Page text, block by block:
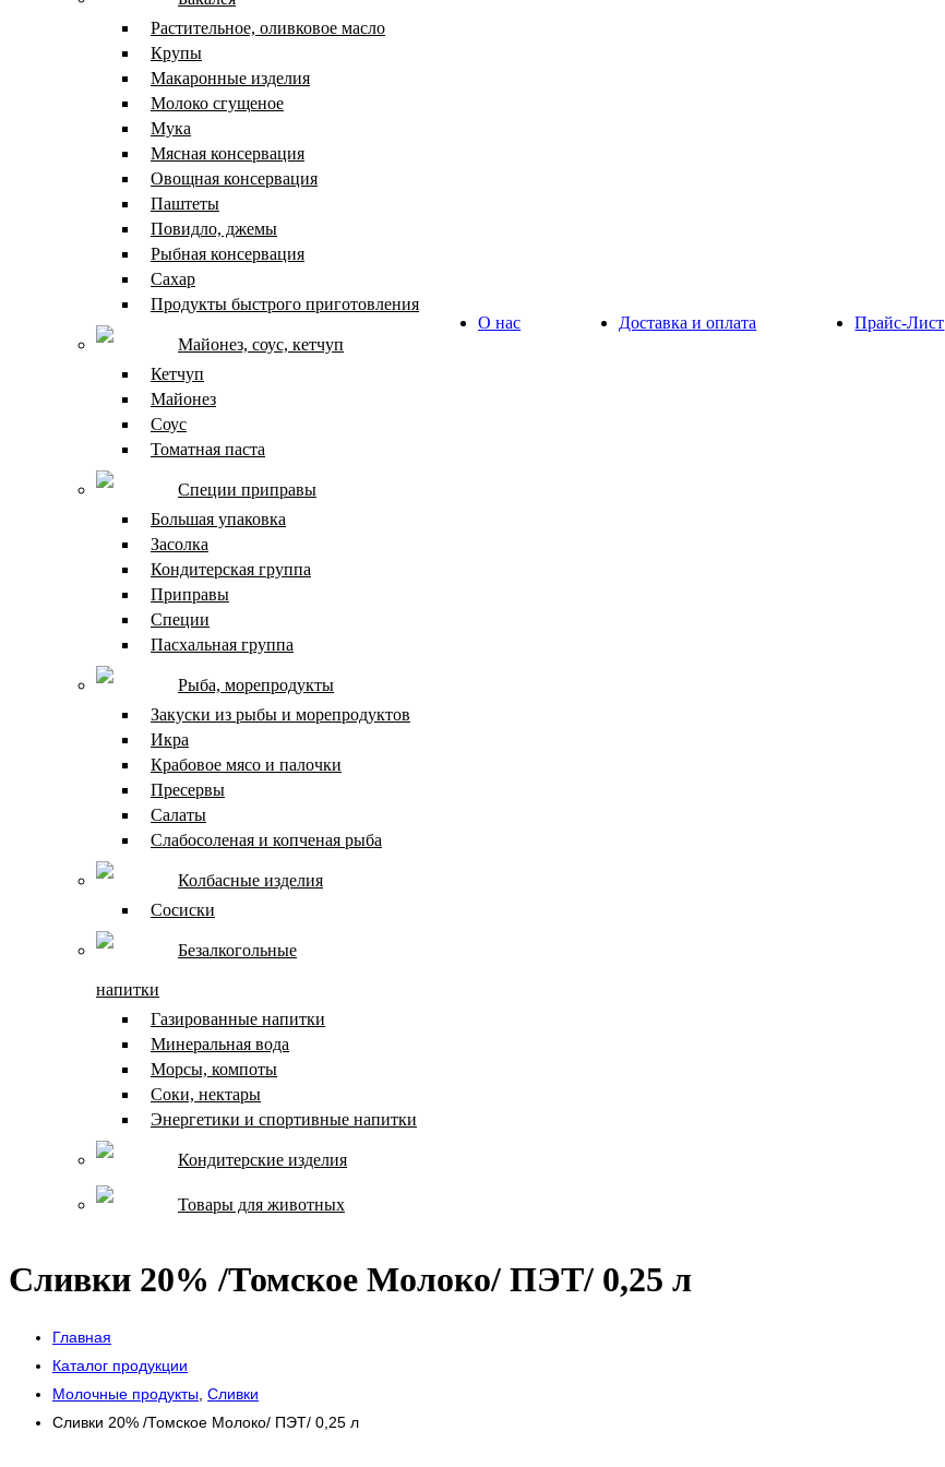
Растительное, оливковое масло
Крупы
Макаронные изделия
Молоко сгущеное
Мука
Мясная консервация
Овощная консервация
Паштеты
Повидло, джемы
Рыбная консервация
Сахар
Продукты быстрого приготовления
Майонез, соус, кетчуп
Кетчуп
Майонез
Соус
Томатная паста
Специи приправы
Большая упаковка
Засолка
Кондитерская группа
Приправы
Специи
Пасхальная группа
Рыба, морепродукты
Закуски из рыбы и морепродуктов
Икра
Крабовое мясо и палочки
Пресервы
Салаты
Слабосоленая и копченая рыба
Колбасные изделия
Сосиски
Безалкогольные
напитки
Газированные напитки
Минеральная вода
Морсы, компоты
Соки, нектары
Энергетики и спортивные напитки
Кондитерские изделия
Товары для животных
О нас Доставка и оплата Прайс-Лист
Сливки 20% /Томское Молоко/ ПЭТ/ 0,25 л
Главная
Каталог продукции
Молочные продукты Сливки
Сливки 20% /Томское Молоко/ ПЭТ/ 0,25 л